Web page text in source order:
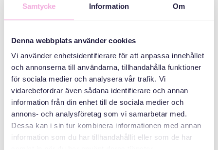
Samtycke Information Om
Denna webbplats använder cookies
Vi använder enhetsidentifierare för att anpassa innehållet
och annonserna till användarna, tillhandahålla funktioner
för sociala medier och analysera vår trafik. Vi
vidarebefordrar även sådana identifierare och annan
information från din enhet till de sociala medier och
annons- och analysföretag som vi samarbetar med.
Dessa kan i sin tur kombinera informationen med annan
information som du har tillhandahållit eller som de har
QAYBAHA
kulmaya
ABAABULAHA